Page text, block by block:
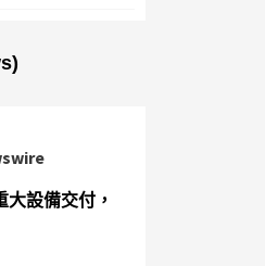
設備交付，